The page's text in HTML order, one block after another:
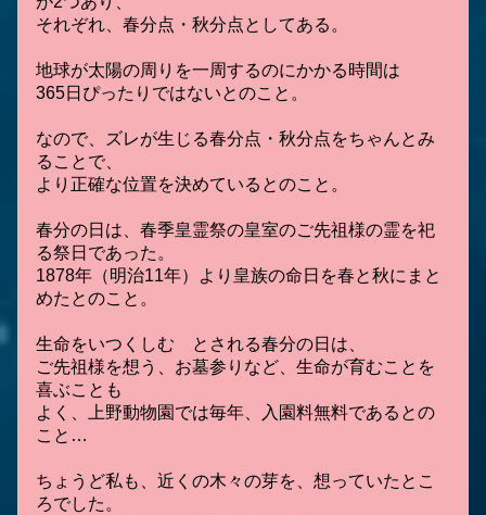
それぞれ、春分点・秋分点としてある。
地球が太陽の周りを一周するのにかかる時間は
365日ぴったりではないとのこと。
なので、ズレが生じる春分点・秋分点をちゃんとみ
ることで、
より正確な位置を決めているとのこと。
春分の日は、春季皇霊祭の皇室のご先祖様の霊を祀
る祭日であった。
1878年（明治11年）より皇族の命日を春と秋にまと
めたとのこと。
生命をいつくしむ とされる春分の日は、
ご先祖様を想う、お墓参りなど、生命が育むことを
喜ぶことも
よく、上野動物園では毎年、入園料無料であるとの
こと…
ちょうど私も、近くの木々の芽を、想っていたとこ
ろでした。